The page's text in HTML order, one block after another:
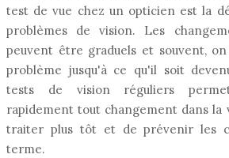
test de vue chez un opticien est la
problèmes de vision. Les
peuvent être graduels et souvent,
problème jusqu'à ce qu'il soit
tests de vision réguliers
rapidement tout changement dans la
traiter plus tôt et de prévenir les
terme.